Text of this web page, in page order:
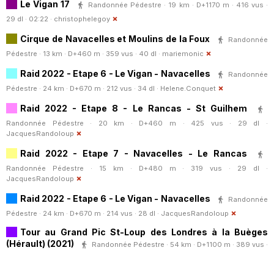
Le Vigan 17
Randonnée Pédestre · 19 km · D+1170 m · 416 vus ·
29 dl · 02:22 · christophelegoy
Cirque de Navacelles et Moulins de la Foux
Randonnée
Pédestre · 13 km · D+460 m · 359 vus · 40 dl · mariemonic
Raid 2022 - Etape 6 - Le Vigan - Navacelles
Randonnée
Pédestre · 24 km · D+670 m · 212 vus · 34 dl · Helene.Conquet
Raid 2022 - Etape 8 - Le Rancas - St Guilhem
Randonnée Pédestre · 20 km · D+460 m · 425 vus · 29 dl ·
JacquesRandoloup
Raid 2022 - Etape 7 - Navacelles - Le Rancas
Randonnée Pédestre · 15 km · D+480 m · 319 vus · 29 dl ·
JacquesRandoloup
Raid 2022 - Etape 6 - Le Vigan - Navacelles
Randonnée
Pédestre · 24 km · D+670 m · 214 vus · 28 dl · JacquesRandoloup
Tour au Grand Pic St-Loup des Londres à la Buèges
(Hérault) (2021)
Randonnée Pédestre · 54 km · D+1100 m · 389 vus ·